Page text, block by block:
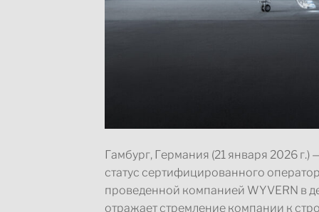
Гамбург, Германия (21 января 2026
статус сертифицированного
проведенной компанией WYVERN в
отражает стремление компании к